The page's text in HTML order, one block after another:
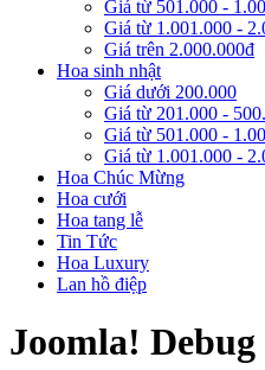
Giá từ 501.000 -
Giá từ 1.001.000 -
Giá trên 2.000.000đ
Hoa sinh nhật
Giá dưới 200.000
Giá từ 201.000 -
Giá từ 501.000 -
Giá từ 1.001.000 -
Hoa Chúc Mừng
Hoa cưới
Hoa tang lễ
Tin Tức
Hoa Luxury
Lan hồ điệp
Joomla! Debug